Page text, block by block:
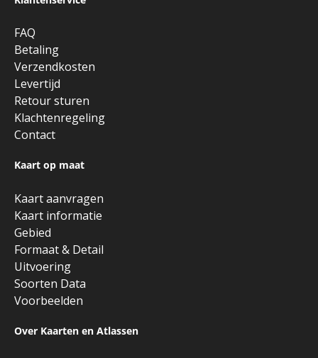
FAQ
Betaling
Verzendkosten
Levertijd
Retour sturen
Klachtenregeling
Contact
Kaart op maat
Kaart aanvragen
Kaart informatie
Gebied
Formaat & Detail
Uitvoering
Soorten Data
Voorbeelden
Over Kaarten en Atlassen